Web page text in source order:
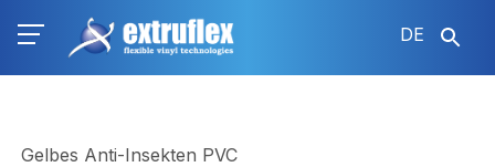
zum
DE
Gelbes Anti-Insekten PVC